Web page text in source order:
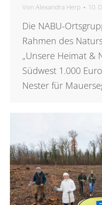
Von Alexandra Herp 10.
Die NABU-
Rahmen des
„Unsere Heimat &
Südwest 1.000
Nester für